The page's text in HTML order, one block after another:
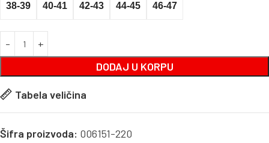
38-39 40-41 42-43 44-45 46-47
DODAJ U KORPU
Tabela veličina
Šifra proizvoda: 006151-220